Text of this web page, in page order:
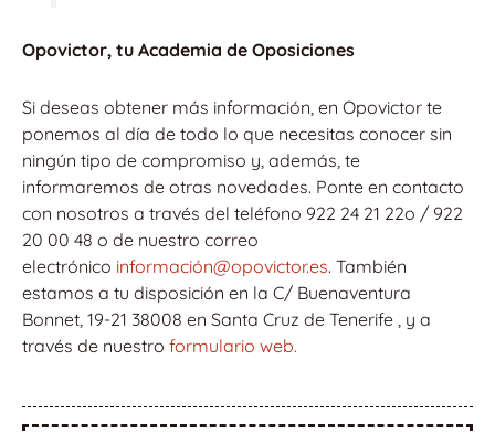
Opovictor, tu Academia de Oposiciones
Si deseas obtener más información, en Opovictor te
ponemos al día de todo lo que necesitas conocer sin
ningún tipo de compromiso y, además, te
informaremos de otras novedades. Ponte en contacto
con nosotros a través del teléfono 922 24 21 22o / 922
20 00 48 o de nuestro correo
electrónico información@opovictor.es. También
estamos a tu disposición en la C/ Buenaventura
Bonnet, 19-21 38008 en Santa Cruz de Tenerife , y a
través de nuestro formulario web.